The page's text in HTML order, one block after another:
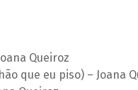
Queiroz
que eu piso) – Joana